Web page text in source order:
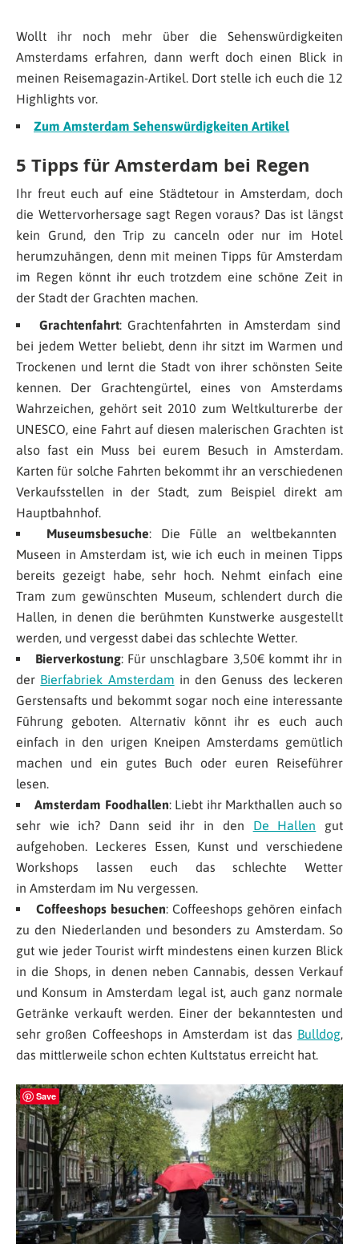
Wollt ihr noch mehr über die Sehenswürdigkeiten
Amsterdams erfahren, dann werft doch einen Blick in
meinen Reisemagazin-Artikel. Dort stelle ich euch die 12
Highlights vor.
Zum Amsterdam Sehenswürdigkeiten Artikel
5 Tipps für Amsterdam bei Regen
Ihr freut euch auf eine Städtetour in Amsterdam, doch
die Wettervorhersage sagt Regen voraus? Das ist längst
kein Grund, den Trip zu canceln oder nur im Hotel
herumzuhängen, denn mit meinen Tipps für Amsterdam
im Regen könnt ihr euch trotzdem eine schöne Zeit in
der Stadt der Grachten machen.
Grachtenfahrt: Grachtenfahrten in Amsterdam sind
bei jedem Wetter beliebt, denn ihr sitzt im Warmen und
Trockenen und lernt die Stadt von ihrer schönsten Seite
kennen. Der Grachtengürtel, eines von Amsterdams
Wahrzeichen, gehört seit 2010 zum Weltkulturerbe der
UNESCO, eine Fahrt auf diesen malerischen Grachten ist
also fast ein Muss bei eurem Besuch in Amsterdam.
Karten für solche Fahrten bekommt ihr an verschiedenen
Verkaufsstellen in der Stadt, zum Beispiel direkt am
Hauptbahnhof.
Museumsbesuche: Die Fülle an weltbekannten
Museen in Amsterdam ist, wie ich euch in meinen Tipps
bereits gezeigt habe, sehr hoch. Nehmt einfach eine
Tram zum gewünschten Museum, schlendert durch die
Hallen, in denen die berühmten Kunstwerke ausgestellt
werden, und vergesst dabei das schlechte Wetter.
Bierverkostung: Für unschlagbare 3,50€ kommt ihr in
der Bierfabriek Amsterdam in den Genuss des leckeren
Gerstensafts und bekommt sogar noch eine interessante
Führung geboten. Alternativ könnt ihr es euch auch
einfach in den urigen Kneipen Amsterdams gemütlich
machen und ein gutes Buch oder euren Reiseführer
lesen.
Amsterdam Foodhallen: Liebt ihr Markthallen auch so
sehr wie ich? Dann seid ihr in den De Hallen gut
aufgehoben. Leckeres Essen, Kunst und verschiedene
Workshops lassen euch das schlechte Wetter
in Amsterdam im Nu vergessen.
Coffeeshops besuchen: Coffeeshops gehören einfach
zu den Niederlanden und besonders zu Amsterdam. So
gut wie jeder Tourist wirft mindestens einen kurzen Blick
in die Shops, in denen neben Cannabis, dessen Verkauf
und Konsum in Amsterdam legal ist, auch ganz normale
Getränke verkauft werden. Einer der bekanntesten und
sehr großen Coffeeshops in Amsterdam ist das Bulldog,
das mittlerweile schon echten Kultstatus erreicht hat.
Save